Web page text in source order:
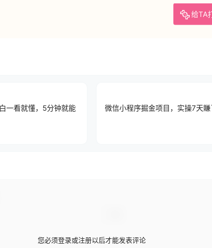
给TA
一看就懂，5分钟就能
微信小程序掘金项目，实操7天
您必须登录或注册以后才能发表评论